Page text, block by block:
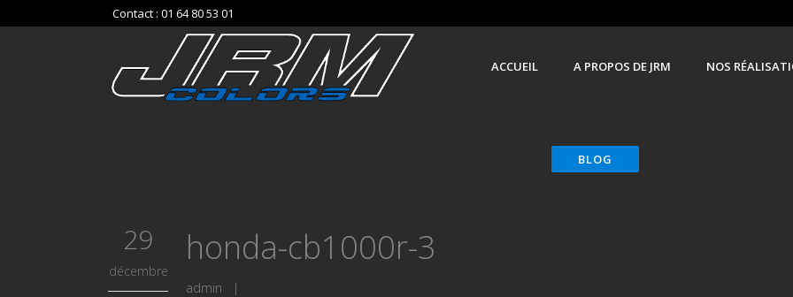
Contact : 01 64 80 53 01
ACCUEIL A PROPOS DE JRM NOS
29
décembre
honda-cb1000r-3
admin |